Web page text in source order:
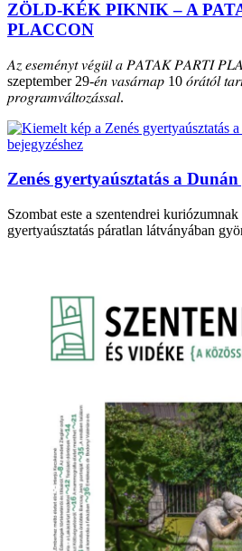
ZÖLD-KÉK PIKNIK – A
PLACCON
𝐴𝑧 𝑒𝑠𝑒𝑚𝑒́𝑛𝑦𝑡 𝑣𝑒́𝑔𝑢̈𝑙 𝑎 𝑃𝐴𝑇𝐴𝐾 𝑃𝐴𝑅𝑇𝐼
szeptember 29-𝑒́𝑛 𝑣𝑎𝑠𝑎́𝑟𝑛𝑎𝑝 10 𝑜́𝑟𝑎́𝑡𝑜́𝑙
𝑝𝑟𝑜𝑔𝑟𝑎𝑚𝑣𝑎́𝑙𝑡𝑜𝑧𝑎́𝑠𝑠𝑎𝑙.
Zenés gyertyaúsztatás a
Szombat este a szentendrei kuriózumnak
gyertyaúsztatás páratlan látványában